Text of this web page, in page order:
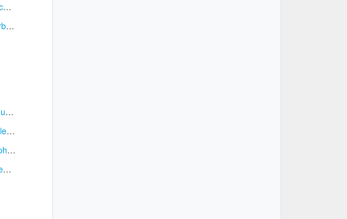
Hoe kan ik nagaan of de eID-software correct werd geïnstalleerd?
Client certificate not present / 403 - Forbidden. Acces is denied
Er werd geen resultaat gevonden voor uw zoekcriteria.
U heeft onvoldoende krediet op uw wallet om een opzoeking te verrichten.
Er is een fout opgetreden tijdens het ophalen van de gekozen legger. Probeer later opnieuw.
Door een technisch probleem kon er geen resultaat voor uw opzoeking gevonden worden. Probeer later opnieuw.